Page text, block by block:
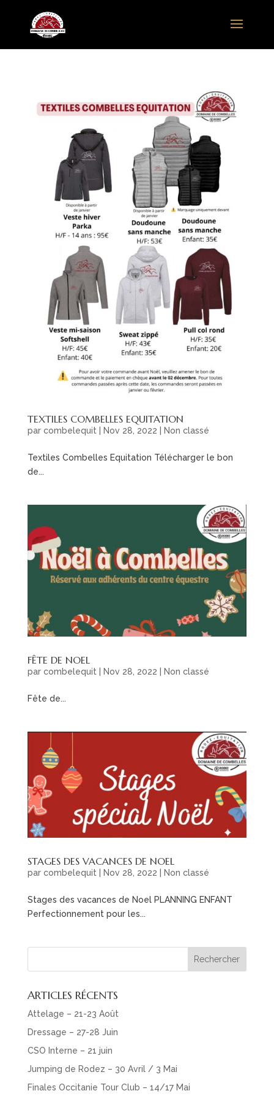
TEXTILES COMBELLES EQUITATION
par combelequit Nov 28, 2022 Non classé
Textiles Combelles Equitation Télécharger le bon
de...
FÊTE DE NOEL
par combelequit Nov 28, 2022 Non classé
Fête de...
STAGES DES VACANCES DE NOEL
par combelequit| Nov 28, 2022 Non classé
Stages des vacances de Noel PLANNING ENFANT
Perfectionnement pour les...
ARTICLES RÉCENTS
Attelage – 21-23 Août
Dressage – 27-28 Juin
CSO Interne – 21 juin
Jumping de Rodez – 30 Avril / 3 Mai
Finales Occitanie Tour Club – 14/17 Mai